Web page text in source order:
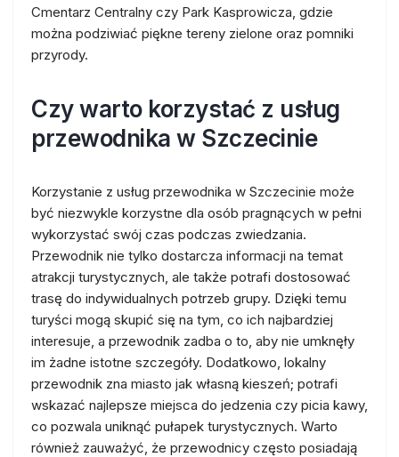
Cmentarz Centralny czy Park Kasprowicza, gdzie
można podziwiać piękne tereny zielone oraz pomniki
przyrody.
Czy warto korzystać z usług
przewodnika w Szczecinie
Korzystanie z usług przewodnika w Szczecinie może
być niezwykle korzystne dla osób pragnących w pełni
wykorzystać swój czas podczas zwiedzania.
Przewodnik nie tylko dostarcza informacji na temat
atrakcji turystycznych, ale także potrafi dostosować
trasę do indywidualnych potrzeb grupy. Dzięki temu
turyści mogą skupić się na tym, co ich najbardziej
interesuje, a przewodnik zadba o to, aby nie umknęły
im żadne istotne szczegóły. Dodatkowo, lokalny
przewodnik zna miasto jak własną kieszeń; potrafi
wskazać najlepsze miejsca do jedzenia czy picia kawy,
co pozwala uniknąć pułapek turystycznych. Warto
również zauważyć, że przewodnicy często posiadają